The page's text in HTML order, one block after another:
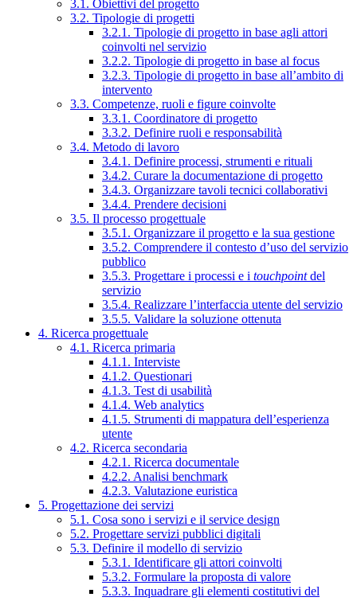
3.1. Obiettivi del progetto
3.2. Tipologie di progetti
3.2.1. Tipologie di progetto in base agli attori
coinvolti nel servizio
3.2.2. Tipologie di progetto in base al focus
3.2.3. Tipologie di progetto in base all’ambito di
intervento
3.3. Competenze, ruoli e figure coinvolte
3.3.1. Coordinatore di progetto
3.3.2. Definire ruoli e responsabilità
3.4. Metodo di lavoro
3.4.1. Definire processi, strumenti e rituali
3.4.2. Curare la documentazione di progetto
3.4.3. Organizzare tavoli tecnici collaborativi
3.4.4. Prendere decisioni
3.5. Il processo progettuale
3.5.1. Organizzare il progetto e la sua gestione
3.5.2. Comprendere il contesto d’uso del servizio
pubblico
3.5.3. Progettare i processi e i touchpointdel
servizio
3.5.4. Realizzare l’interfaccia utente del servizio
3.5.5. Validare la soluzione ottenuta
4. Ricerca progettuale
4.1. Ricerca primaria
4.1.1. Interviste
4.1.2. Questionari
4.1.3. Test di usabilità
4.1.4. Web analytics
4.1.5. Strumenti di mappatura dell’esperienza
utente
4.2. Ricerca secondaria
4.2.1. Ricerca documentale
4.2.2. Analisi benchmark
4.2.3. Valutazione euristica
5. Progettazione dei servizi
5.1. Cosa sono i servizi e il service design
5.2. Progettare servizi pubblici digitali
5.3. Definire il modello di servizio
5.3.1. Identificare gli attori coinvolti
5.3.2. Formulare la proposta di valore
5.3.3. Inquadrare gli elementi costitutivi del